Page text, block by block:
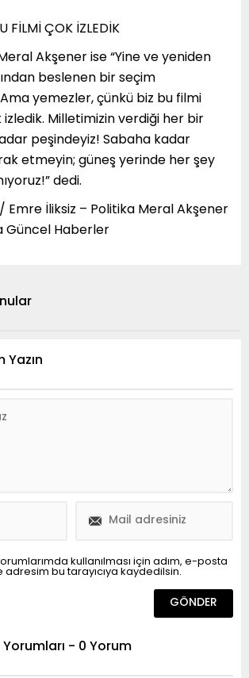
FİLMİ ÇOK İZLEDİK
Akşener ise “Yine ve yeniden
beslenen bir seçim
yemezler, çünkü biz bu filmi
Milletimizin verdiği her bir
peşindeyiz! Sabaha kadar
etmeyin; güneş yerinde her şey
dedi.
Emre İliksiz – Politika Meral Akşener
Güncel Haberler
Yazın
kullanılması için adım, e-posta
bu tarayıcıya kaydedilsin.
- 0 Yorum